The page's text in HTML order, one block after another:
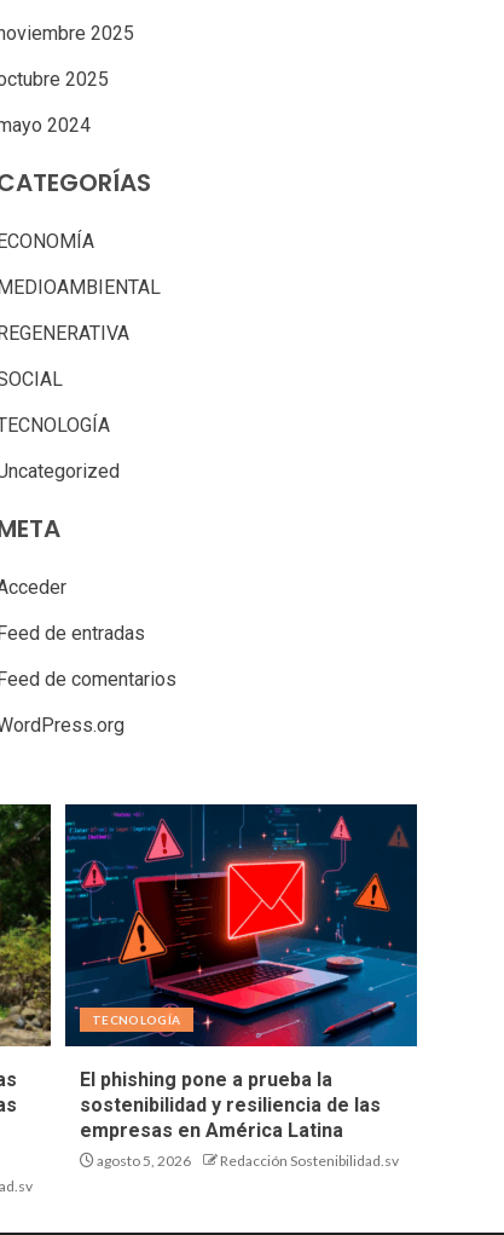
2025
2025
2024
de entradas
de comentarios
TECNOLOGÍA
El phishing pone a prueba la
sostenibilidad y resiliencia de las
empresas en América Latina
agosto 5, 2026 Redacción Sostenibilidad.sv